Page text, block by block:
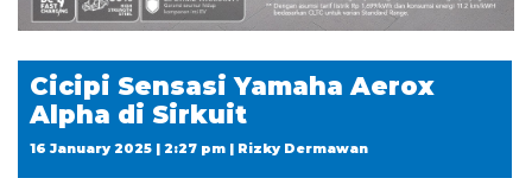
Cicipi Sensasi Yamaha Aerox
Alpha di Sirkuit
16 January 2025 | 2:27 pm | Rizky Dermawan